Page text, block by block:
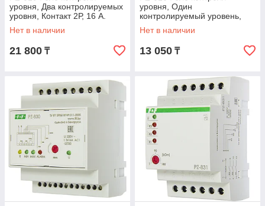
уровня, Два контролируемых
уровня, Контакт 2Р, 16 А.
Нет в наличии
21 800 ₸
уровня, Один
контролируемый уровень,
Контакт 1Р, 16 А.
Нет в наличии
13 050 ₸